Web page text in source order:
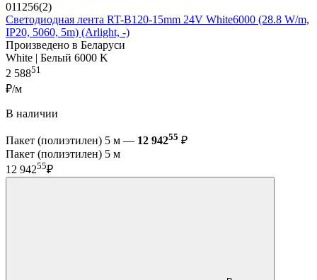
011256(2)
Светодиодная лента RT-B120-15mm 24V White6000 (28.8 W/m,
IP20, 5060, 5m) (Arlight, -)
Произведено в Беларуси
White | Белый 6000 K
2 58851
₽/м
В наличии
Пакет (полиэтилен) 5 м — 12 94255 ₽
Пакет (полиэтилен) 5 м
12 94255₽